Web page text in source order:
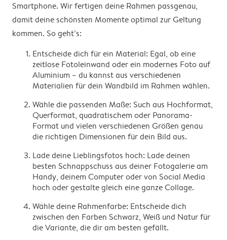
Smartphone. Wir fertigen deine Rahmen passgenau,
damit deine schönsten Momente optimal zur Geltung
kommen. So geht’s:
Entscheide dich für ein Material: Egal, ob eine
zeitlose Fotoleinwand oder ein modernes Foto auf
Aluminium – du kannst aus verschiedenen
Materialien für dein Wandbild im Rahmen wählen.
Wähle die passenden Maße: Such aus Hochformat,
Querformat, quadratischem oder Panorama-
Format und vielen verschiedenen Größen genau
die richtigen Dimensionen für dein Bild aus.
Lade deine Lieblingsfotos hoch: Lade deinen
besten Schnappschuss aus deiner Fotogalerie am
Handy, deinem Computer oder von Social Media
hoch oder gestalte gleich eine ganze Collage.
Wähle deine Rahmenfarbe: Entscheide dich
zwischen den Farben Schwarz, Weiß und Natur für
die Variante, die dir am besten gefällt.